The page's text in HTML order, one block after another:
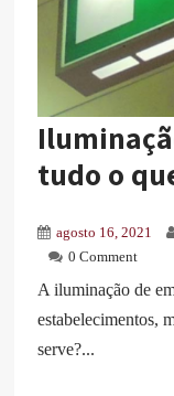
tudo o
agosto 16, 2021
0 Comment
A iluminação de
estabelecimentos,
serve?...